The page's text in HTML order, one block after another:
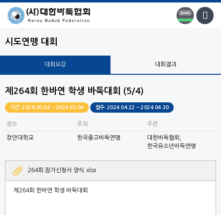
시도연맹 대회
대회요강 대회결과
제264회 한바연 학생 바둑대회 (5/4)
기간: 2024.05.04 ~ 2024.05.04 접수: 2024.04.22 ~ 2024.04.30
장소
장안대학교
주최
한국중고바둑연맹
주관
대한바둑협회,
한국유소년바둑연맹
264회 참가신청서 양식.xlsx
제 264회 한바연 학생 바둑대회